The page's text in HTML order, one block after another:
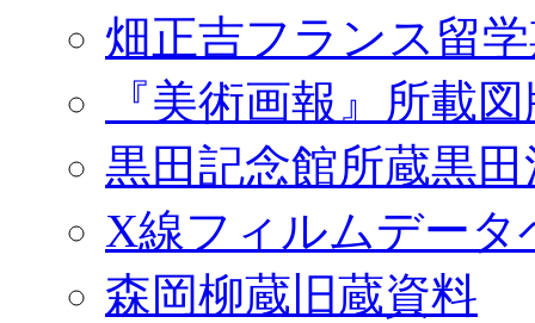
畑正吉フランス留
『美術画報』所載
黒田記念館所蔵黒
X線フィルムデータ
森岡柳蔵旧蔵資料